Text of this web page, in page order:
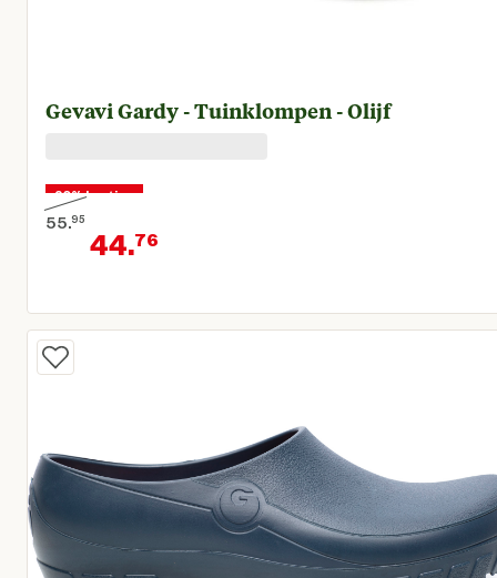
Gevavi Gardy - Tuinklompen - Olijf
20% korting
55.95
Oorspronkelijke prijs € 55,95
44.76
Huidige prijs € 44,76